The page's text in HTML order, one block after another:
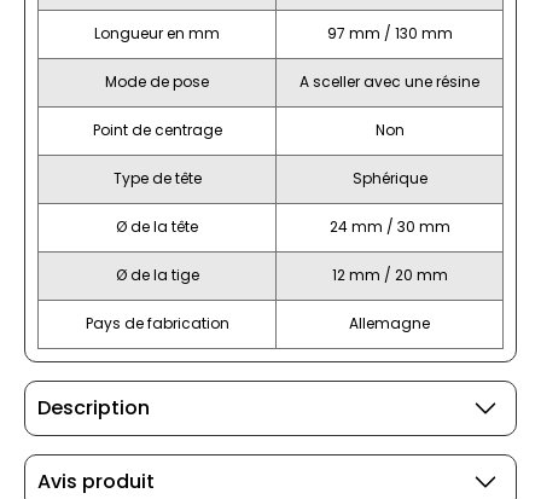
Longueur en mm 97 mm / 130 mm
Mode de pose A sceller avec une résine
Point de centrage Non
Type de tête Sphérique
Ø de la tête 24 mm / 30 mm
Ø de la tige 12 mm / 20 mm
Pays de fabrication Allemagne
Description
Avis produit